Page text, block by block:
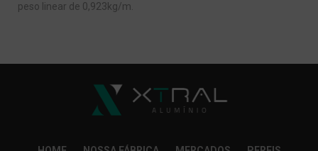
peso linear de 0,923kg/m.